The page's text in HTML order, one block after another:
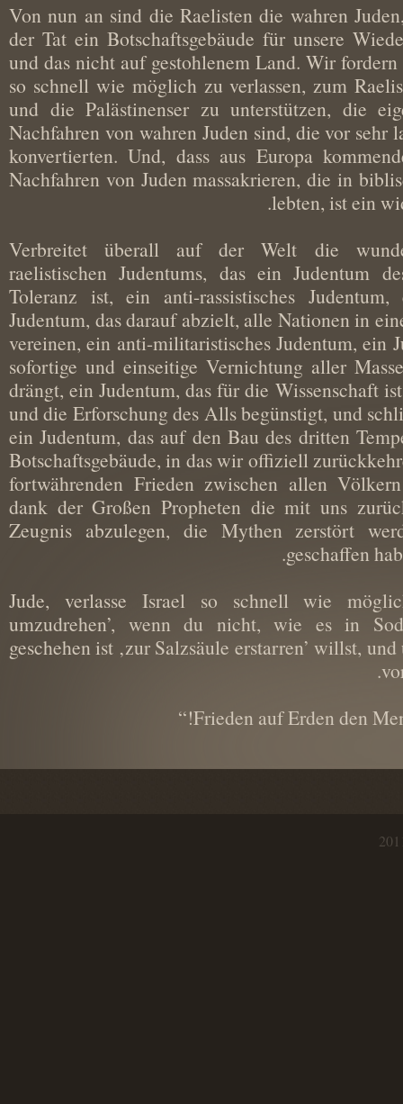
Von nun an sind die Raelisten die wahren
der Tat ein Botschaftsgebäude für unsere
und das nicht auf gestohlenem Land. Wir
so schnell wie möglich zu verlassen, zum
und die Palästinenser zu unterstützen, die
Nachfahren von wahren Juden sind, die vor
konvertierten. Und, dass aus Europa
Nachfahren von Juden massakrieren, die in
lebten, ist ein
Verbreitet überall auf der Welt die
raelistischen Judentums, das ein
Toleranz ist, ein anti-rassistisches
Judentum, das darauf abzielt, alle Nationen in
vereinen, ein anti-militaristisches Judentum,
sofortige und einseitige Vernichtung aller
drängt, ein Judentum, das für die
und die Erforschung des Alls begünstigt, und
ein Judentum, das auf den Bau des dritten
Botschaftsgebäude, in das wir offiziell
fortwährenden Frieden zwischen allen
dank der Großen Propheten die mit uns
Zeugnis abzulegen, die Mythen zerstört
geschaffen
Jude, verlasse Israel so schnell wie
umzudrehen’, wenn du nicht, wie es in
geschehen ist ‚zur Salzsäule erstarren’ willst,
Frieden auf Erden den